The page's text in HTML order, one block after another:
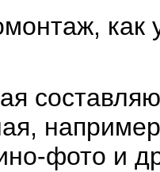
как
фото и